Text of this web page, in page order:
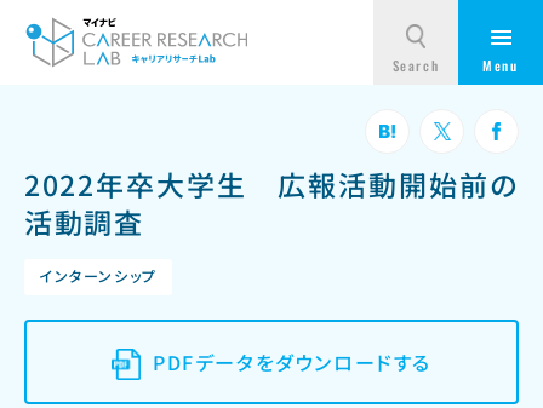
2022年卒大学生 広報活動開始前の
活動調査
インターンシップ
PDFデータをダウンロードする